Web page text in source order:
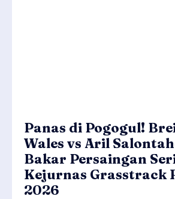
Panas di Pogogul!
Wales vs Aril
Bakar Persaingan
Kejurnas Grasstrack
2026